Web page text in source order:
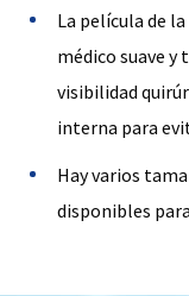
La película de
médico suave
visibilidad
interna para
Hay varios
disponibles